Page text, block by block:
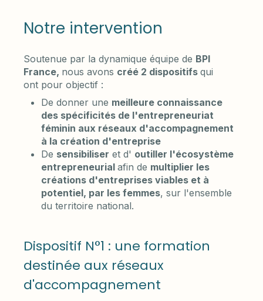
Notre intervention
Soutenue par la dynamique équipe de BPI
France, nous avons créé 2 dispositifs qui
ont pour objectif :
De donner une meilleure connaissance
des spécificités de l'entrepreneuriat
féminin aux réseaux d'accompagnement
à la création d'entreprise
De sensibiliser et d' outiller l'écosystème
entrepreneurial afin de multiplier les
créations d'entreprises viables et à
potentiel, par les femmes, sur l'ensemble
du territoire national.
Dispositif N°1 : une formation
destinée aux réseaux
d'accompagnement